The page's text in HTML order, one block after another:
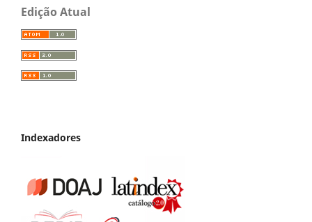
Edição Atual
Indexadores